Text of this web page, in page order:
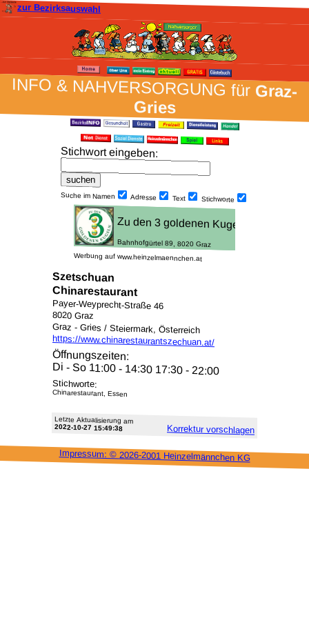
zur Bezirksauswahl
INFO & NAH­VER­SORG­UNG fürGraz-
Gries
Stich­wort ein­geben:
Suche im Namen Adresse Text Stich­worte
Werbung auf www.heinzelmaennchen.at
Szetschuan
Chinarestaurant
Payer-Weyprecht-Straße 46
8020 Graz
Graz - Gries / Steiermark, Österreich
https://www.chinarestaurantszechuan.at/
Öffnungszeiten:
Di - So 11:00 - 14:30 17:30 - 22:00
Stichworte:
Chinarestaurant, Essen
Letzte Aktu­alisie­rung am
2022-10-27 15:49:38 Korrektur vor­schlagen
Impressum: © 2026-2001 Heinzel­männchen KG